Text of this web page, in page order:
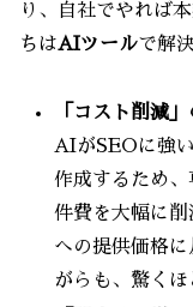
り、自社でやれば
ちはAIツールで解
「コスト削減
AIがSEOに強
作成するため
件費を大幅に
への提供価格
がらも、驚くほ